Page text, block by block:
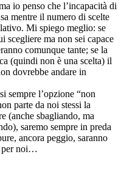
io penso che l’incapacità di
mentre il numero di scelte
Mi spiego meglio: se
scegliere ma non sei capace
comunque tante; se la
(quindi non è una scelta) il
dovrebbe andare in
sempre l’opzione “non
parte da noi stessi la
(anche sbagliando, ma
saremo sempre in preda
ancora peggio, saranno
per noi…